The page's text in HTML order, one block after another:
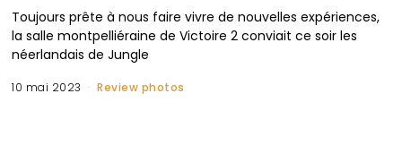
Toujours prête à nous faire vivre de nouvelles expériences,
la salle montpelliéraine de Victoire 2 conviait ce soir les
néerlandais de Jungle
10 mai 2023 Review photos